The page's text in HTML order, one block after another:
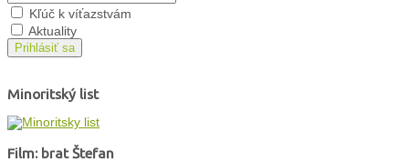
Kľúč k víťazstvám
Aktuality
Prihlásiť sa
Minoritský list
Film: brat Štefan